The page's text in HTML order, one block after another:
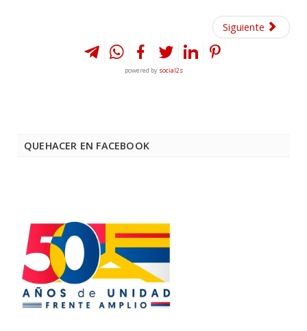
Siguiente
powered by social2s
QUEHACER EN FACEBOOK